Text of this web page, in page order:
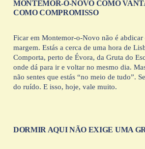
MONTEMOR-O-NOVO COMO
COMO COMPROMISSO
Ficar em Montemor-o-Novo não é abdicar
margem. Estás a cerca de uma hora de
Comporta, perto de Évora, da Gruta do
onde dá para ir e voltar no mesmo dia.
não sentes que estás “no meio de tudo”.
do ruído. E isso, hoje, vale muito.
DORMIR AQUI NÃO EXIGE UMA